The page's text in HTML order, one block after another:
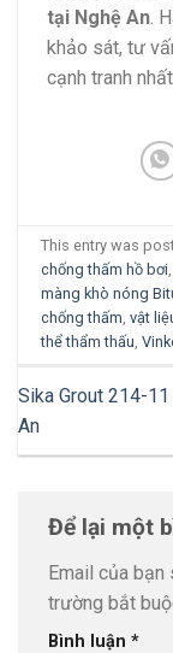
tại Nghệ An.
khảo sát, tư
cạnh tranh
This entry was
chống thấm hồ bơi
màng khò nóng
chống thấm,vật
thể thẩm thấu,
Sika Grout 214-
An
Để lại một
Email của bạn
trường bắt
Bình luận *